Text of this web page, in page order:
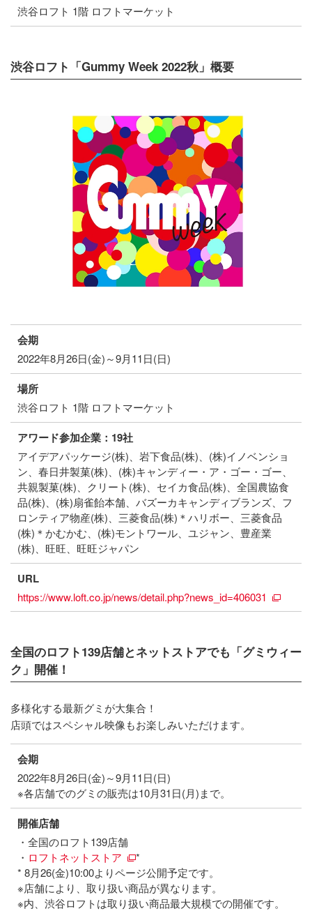
渋谷ロフト 1階 ロフトマーケット
渋谷ロフト「Gummy Week 2022秋」概要
会期
2022年8月26日(金)～9月11日(日)
場所
渋谷ロフト 1階 ロフトマーケット
アワード参加企業：19社
アイデアパッケージ(株)、岩下食品(株)、(株)イノベンショ
ン、春日井製菓(株)、(株)キャンディー・ア・ゴー・ゴー、
共親製菓(株)、クリート(株)、セイカ食品(株)、全国農協食
品(株)、(株)扇雀飴本舗、バズーカキャンディブランズ、フ
ロンティア物産(株)、三菱食品(株)＊ハリボー、三菱食品
(株)＊かむかむ、(株)モントワール、ユジャン、豊産業
(株)、旺旺、旺旺ジャパン
URL
https://www.loft.co.jp/news/detail.php?news_id=406031
全国のロフト139店舗とネットストアでも「グミウィー
ク」開催！
多様化する最新グミが大集合！
店頭ではスペシャル映像もお楽しみいただけます。
会期
2022年8月26日(金)～9月11日(日)
※各店舗でのグミの販売は10月31日(月)まで。
開催店舗
・全国のロフト139店舗
・ ロフトネットストア
*
* 8⽉26(金)10:00よりページ公開予定です。
※店舗により、取り扱い商品が異なります。
※内、渋谷ロフトは取り扱い商品最大規模での開催です。